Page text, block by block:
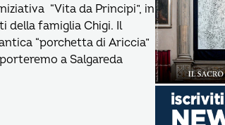
“Vita da Principi”, in
della famiglia Chigi. Il
“porchetta di Ariccia”
a Salgareda